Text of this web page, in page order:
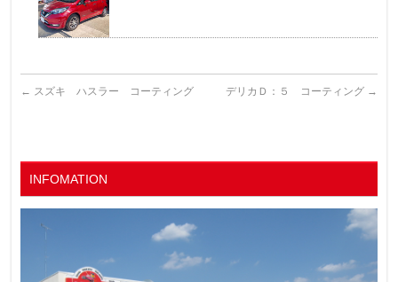
← スズキ ハスラー コーティング デリカＤ：５ コーティング →
INFOMATION